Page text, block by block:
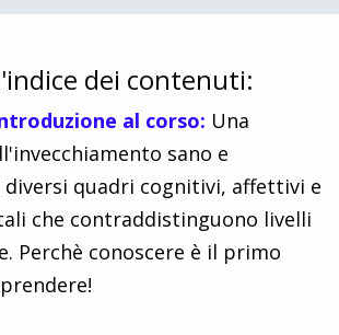
dei contenuti:
al corso: Una
sano e
diversi quadri cognitivi, affettivi e
che contraddistinguono livelli
Perchè conoscere è il primo